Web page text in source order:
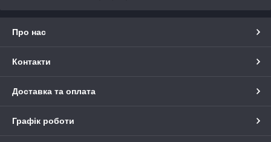
Про нас
Контакти
Доставка та оплата
Графік роботи